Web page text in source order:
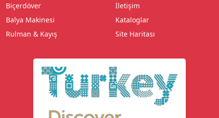
Biçerdöver
Balya Makinesi
Rulman & Kayış
İletişim
Kataloglar
Site Haritası